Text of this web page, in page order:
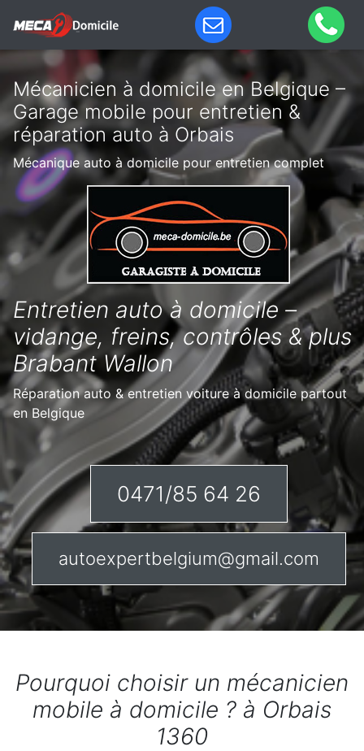
Mécanicien à domicile en Belgique –
Garage mobile pour entretien &
réparation auto à Orbais
Mécanique auto à domicile pour entretien complet
Entretien auto à domicile –
vidange, freins, contrôles & plus
Brabant Wallon
Réparation auto & entretien voiture à domicile partout
en Belgique
0471/85 64 26
autoexpertbelgium@gmail.com
Pourquoi choisir un mécanicien
mobile à domicile ? à Orbais
1360